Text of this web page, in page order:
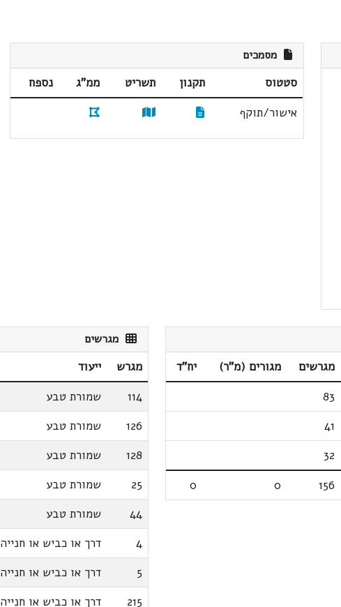
מסמכים
סטטוס תקנון תשריט ממ"ג
נספח
אישור/תוקף
מגרשים מגורים (מ"ר)
יח"ד
83
41
32
156
0
0
מגרשים
מגרש ייעוד
114
שמורת טבע
126
שמורת טבע
128
שמורת טבע
25
שמורת טבע
44
שמורת טבע
4
דרך או כביש או חנייה
5
דרך או כביש או חנייה
215
דרך או כביש או חנייה